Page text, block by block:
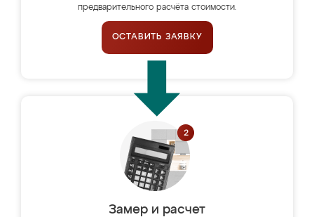
предварительного расчёта стоимости.
ОСТАВИТЬ ЗАЯВКУ
Замер и расчет